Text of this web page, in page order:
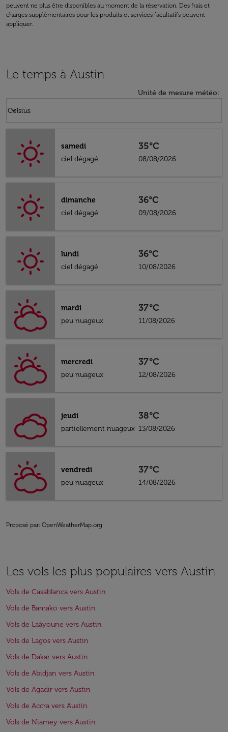
peuvent ne plus être disponibles au moment de la réservation. Des frais et
charges supplémentaires pour les produits et services facultatifs peuvent
appliquer.
Le temps à Austin
Unité de mesure météo:
Celsius
keyboard_arrow_down
samedi
ciel dégagé
35°C
08/08/2026
dimanche
ciel dégagé
36°C
09/08/2026
lundi
ciel dégagé
36°C
10/08/2026
mardi
peu nuageux
37°C
11/08/2026
mercredi
peu nuageux
37°C
12/08/2026
jeudi
partiellement nuageux
38°C
13/08/2026
vendredi
peu nuageux
37°C
14/08/2026
Proposé par: OpenWeatherMap.org
Les vols les plus populaires vers Austin
Vols de Casablanca vers Austin
Vols de Bamako vers Austin
Vols de Laâyoune vers Austin
Vols de Lagos vers Austin
Vols de Dakar vers Austin
Vols de Abidjan vers Austin
Vols de Agadir vers Austin
Vols de Accra vers Austin
Vols de Niamey vers Austin